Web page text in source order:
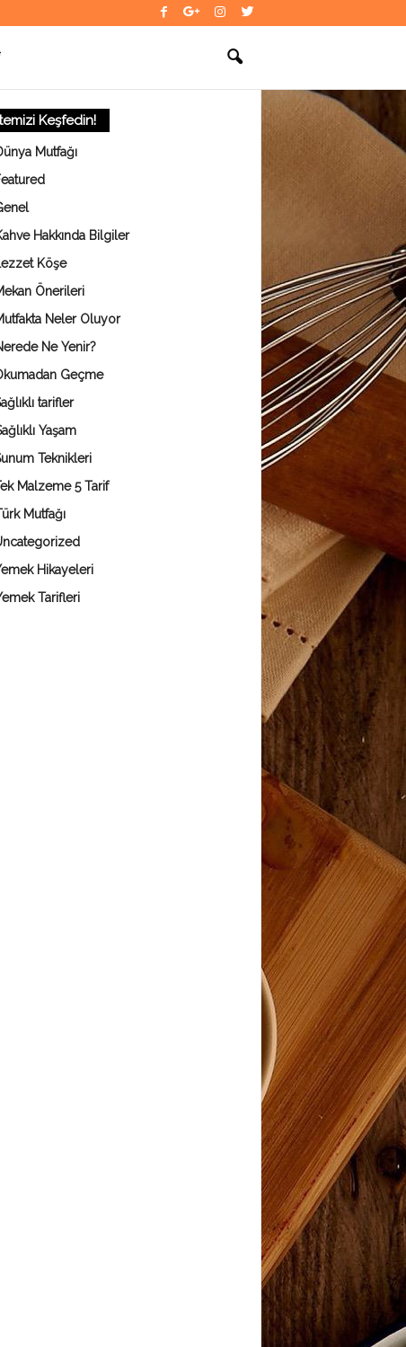
Keşfedin!
Mutfağı
Hakkında Bilgiler
Köşe
Önerileri
Neler Oluyor
Ne Yenir?
Geçme
tarifler
Yaşam
Teknikleri
Malzeme 5 Tarif
Mutfağı
Hikayeleri
Tarifleri